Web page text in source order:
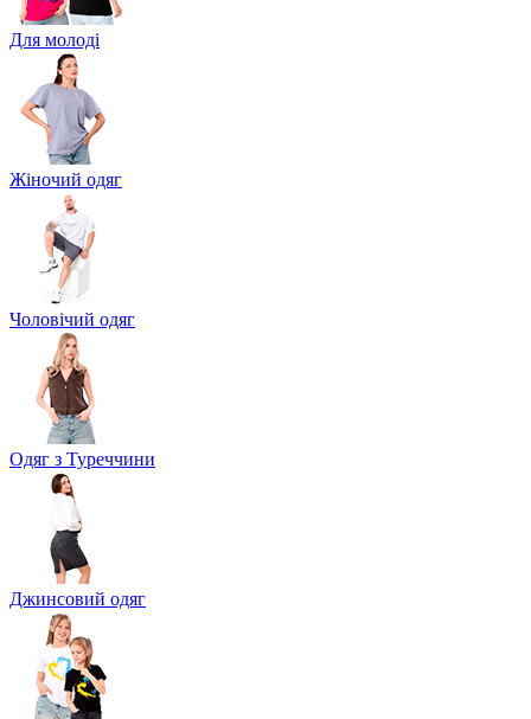
Для молоді
Жіночий одяг
Чоловічий одяг
Одяг з Туреччини
Джинсовий одяг